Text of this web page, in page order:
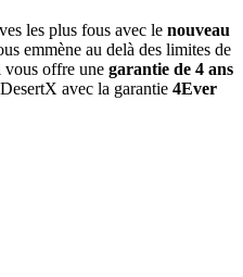
les plus fous avec le nouveau
emmène au delà des limites de
vous offre une garantie de 4 ans
avec la garantie 4Ever